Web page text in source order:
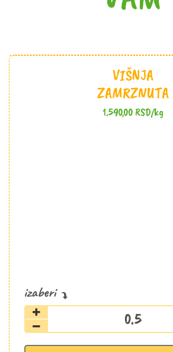
VIŠNJA
ZAMRZNUTA
1.590,00RSD/kg
Višnja
zamrznuta